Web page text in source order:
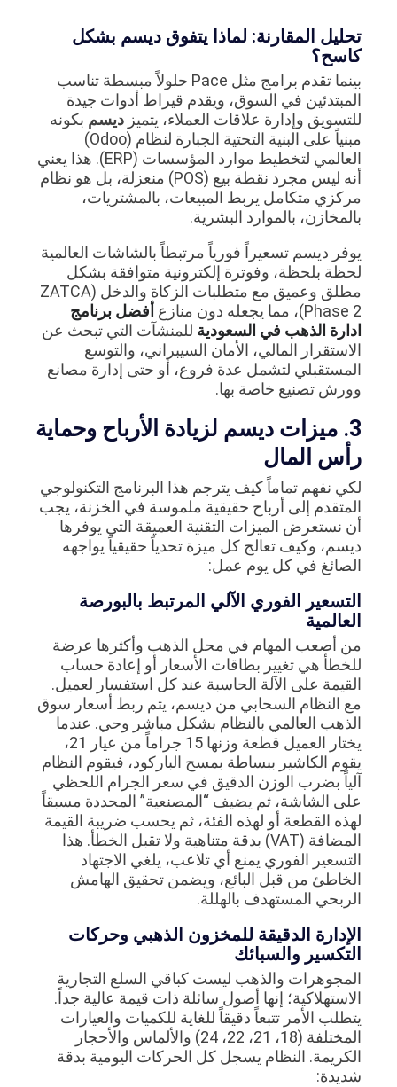
تحليل المقارنة: لماذا يتفوق ديسم بشكل
كاسح؟
بينما تقدم برامج مثل Pace حلولاً مبسطة تناسب
المبتدئين في السوق، ويقدم قيراط أدوات جيدة
للتسويق وإدارة علاقات العملاء، يتميزديسمبكونه
مبنياً على البنية التحتية الجبارة لنظام (Odoo)
العالمي لتخطيط موارد المؤسسات (ERP). هذا يعني
أنه ليس مجرد نقطة بيع (POS) منعزلة، بل هو نظام
مركزي متكامل يربط المبيعات، بالمشتريات،
بالمخازن، بالموارد البشرية.
يوفر ديسم تسعيراً فورياً مرتبطاً بالشاشات العالمية
لحظة بلحظة، وفوترة إلكترونية متوافقة بشكل
مطلق وعميق مع متطلبات الزكاة والدخل (ZATCA
Phase 2)، مما يجعله دون منازع
أفضل برنامج
ادارة الذهب في السعوديةللمنشآت التي تبحث عن
الاستقرار المالي، الأمان السيبراني، والتوسع
المستقبلي لتشمل عدة فروع، أو حتى إدارة مصانع
وورش تصنيع خاصة بها.
3. ميزات ديسم لزيادة الأرباح وحماية
رأس المال
لكي نفهم تماماً كيف يترجم هذا البرنامج التكنولوجي
المتقدم إلى أرباح حقيقية ملموسة في الخزنة، يجب
أن نستعرض الميزات التقنية العميقة التي يوفرها
ديسم، وكيف تعالج كل ميزة تحدياً حقيقياً يواجهه
الصائغ في كل يوم عمل:
التسعير الفوري الآلي المرتبط بالبورصة
العالمية
من أصعب المهام في محل الذهب وأكثرها عرضة
للخطأ هي تغيير بطاقات الأسعار أو إعادة حساب
القيمة على الآلة الحاسبة عند كل استفسار لعميل.
مع النظام السحابي من ديسم، يتم ربط أسعار سوق
الذهب العالمي بالنظام بشكل مباشر وحي. عندما
يختار العميل قطعة وزنها 15 جراماً من عيار 21،
يقوم الكاشير ببساطة بمسح الباركود، فيقوم النظام
آلياً بضرب الوزن الدقيق في سعر الجرام اللحظي
على الشاشة، ثم يضيف “المصنعية” المحددة مسبقاً
لهذه القطعة أو لهذه الفئة، ثم يحسب ضريبة القيمة
المضافة (VAT) بدقة متناهية ولا تقبل الخطأ. هذا
التسعير الفوري يمنع أي تلاعب، يلغي الاجتهاد
الخاطئ من قبل البائع، ويضمن تحقيق الهامش
الربحي المستهدف بالهللة.
الإدارة الدقيقة للمخزون الذهبي وحركات
التكسير والسبائك
المجوهرات والذهب ليست كباقي السلع التجارية
الاستهلاكية؛ إنها أصول سائلة ذات قيمة عالية جداً.
يتطلب الأمر تتبعاً دقيقاً للغاية للكميات والعيارات
المختلفة (18، 21، 22، 24) والألماس والأحجار
الكريمة. النظام يسجل كل الحركات اليومية بدقة
شديدة: